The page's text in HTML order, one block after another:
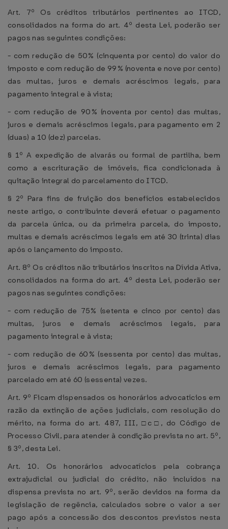
Art. 7º Os créditos tributários pertinentes ao ITCD,
consolidados na forma do art. 4º desta Lei, poderão ser
pagos nas seguintes condições:
- com redução de 50% (cinquenta por cento) do valor do
imposto e com redução de 99% (noventa e nove por cento)
das multas, juros e demais acréscimos legais, para
pagamento integral e à vista;
- com redução de 90% (noventa por cento) das multas,
juros e demais acréscimos legais, para pagamento em 2
(duas) a 10 (dez) parcelas.
§ 1º A expedição de alvarás ou formal de partilha, bem
como a escrituração de imóveis, fica condicionada à
quitação integral do parcelamento do ITCD.
§ 2º Para fins de fruição dos benefícios estabelecidos
neste artigo, o contribuinte deverá efetuar o pagamento
da parcela única, ou da primeira parcela, do imposto,
multas e demais acréscimos legais em até 30 (trinta) dias
após o lançamento do imposto.
Art. 8º Os créditos não tributários inscritos na Dívida Ativa,
consolidados na forma do art. 4º desta Lei, poderão ser
pagos nas seguintes condições:
- com redução de 75% (setenta e cinco por cento) das
multas, juros e demais acréscimos legais, para
pagamento integral e à vista;
- com redução de 60% (sessenta por cento) das multas,
juros e demais acréscimos legais, para pagamento
parcelado em até 60 (sessenta) vezes.
Art. 9º Ficam dispensados os honorários advocatícios em
razão da extinção de ações judiciais, com resolução do
mérito, na forma do art. 487, III, □c□, do Código de
Processo Civil, para atender à condição prevista no art. 5º,
§ 3º, desta Lei.
Art. 10. Os honorários advocatícios pela cobrança
extrajudicial ou judicial do crédito, não incluídos na
dispensa prevista no art. 9º, serão devidos na forma da
legislação de regência, calculados sobre o valor a ser
pago após a concessão dos descontos previstos nesta